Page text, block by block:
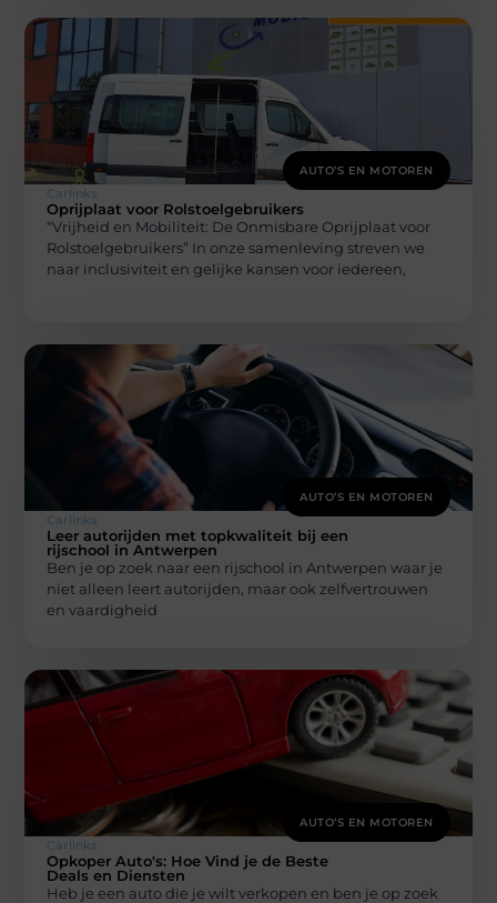
AUTO’S EN MOTOREN
Carlinks
Oprijplaat voor Rolstoelgebruikers
“Vrijheid en Mobiliteit: De Onmisbare Oprijplaat voor
Rolstoelgebruikers” In onze samenleving streven we
naar inclusiviteit en gelijke kansen voor iedereen,
AUTO’S EN MOTOREN
Carlinks
Leer autorijden met topkwaliteit bij een
rijschool in Antwerpen
Ben je op zoek naar een rijschool in Antwerpen waar je
niet alleen leert autorijden, maar ook zelfvertrouwen
en vaardigheid
AUTO’S EN MOTOREN
Carlinks
Opkoper Auto's: Hoe Vind je de Beste
Deals en Diensten
Heb je een auto die je wilt verkopen en ben je op zoek